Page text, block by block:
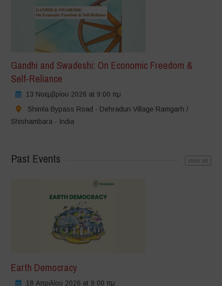
Gandhi and Swadeshi: On Economic Freedom &
Self-Reliance
13 Νοεμβρίου 2026 at 9:00 πμ
Shimla Bypass Road - Dehradun Village Ramgarh /
Shishambara - India
Past Events view all
Earth Democracy
18 Απριλίου 2026 at 9:00 πμ